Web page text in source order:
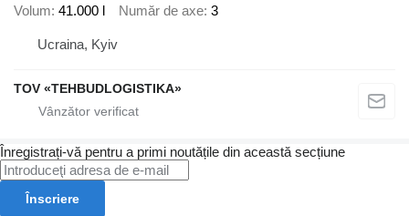
Volum 41.000 l Număr de axe 3
Ucraina, Kyiv
TOV «TEHBUDLOGISTIKA»
Înregistrați-vă pentru a primi noutățile din această secțiune
Înscriere